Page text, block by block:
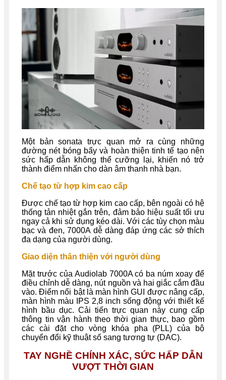
Một bản sonata trực quan mở ra cùng những
đường nét bóng bẩy và hoàn thiện tinh tế tạo nên
sức hấp dẫn không thể cưỡng lại, khiến nó trở
thành điểm nhấn cho dàn âm thanh nhà bạn.
Chế tạo từ hợp kim cao cấp
Được chế tạo từ hợp kim cao cấp, bên ngoài có hệ
thống tản nhiệt gắn trên, đảm bảo hiệu suất tối ưu
ngay cả khi sử dụng kéo dài. Với các tùy chọn màu
bạc và đen, 7000A dễ dàng đáp ứng các sở thích
đa dạng của người dùng.
Giao diện thân thiện với người dùng
Mặt trước của Audiolab 7000A có ba núm xoay để
điều chỉnh dễ dàng, nút nguồn và hai giắc cắm đầu
vào. Điểm nổi bật là màn hình GUI được nâng cấp,
màn hình màu IPS 2,8 inch sống động với thiết kế
hình bầu dục. Cải tiến trực quan này cung cấp
thông tin vận hành theo thời gian thực, bao gồm
các cài đặt cho vòng khóa pha (PLL) của bộ
chuyển đổi kỹ thuật số sang tương tự (DAC).
TAY NGHỀ CHÍNH XÁC, SỨC HẤP DẪN
VƯỢT THỜI GIAN